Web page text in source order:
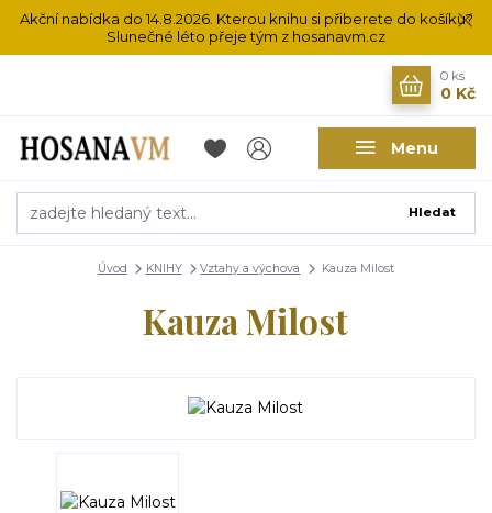
Akční nabídka do 14.8.2026. Kterou knihu si přiberete do košíku?
Slunečné léto přeje tým z hosanavm.cz
Menu
Hledat
0 ks
0 Kč
Úvod KNIHY Vztahy a výchova Kauza Milost
Kauza Milost